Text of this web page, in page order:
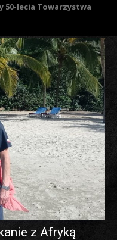
50-lecia Towarzystwa
z Afryką